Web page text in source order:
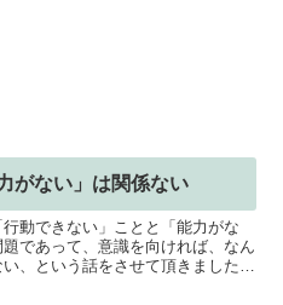
がない」は関係ない
動できない」ことと「能力がな
であって、意識を向ければ、なん
、という話をさせて頂きました。